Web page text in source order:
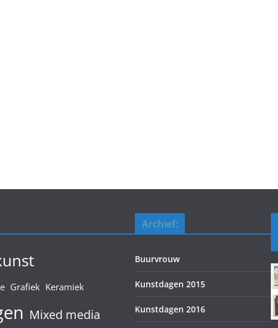
Grafiek Keramiek
Mixed media
Archief:
Buurvrouw
Kunstdagen 2015
Kunstdagen 2016